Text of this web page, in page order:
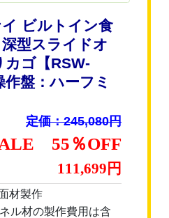
ビルトイン食
型スライドオ
カゴ【RSW-
盤：ハーフミ
定価：245,080円
55％OFF
111,699円
材製作
ル材の製作費用は含